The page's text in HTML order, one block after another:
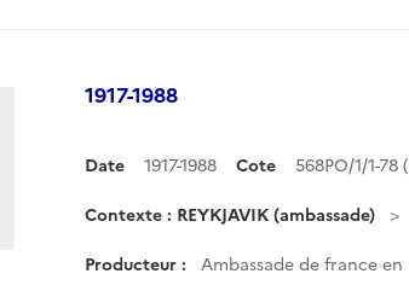
1917-1988
Date 1917-1988 Cote 568PO/1/1-
Contexte : REYKJAVIK (ambassade)
Producteur : Ambassade de france